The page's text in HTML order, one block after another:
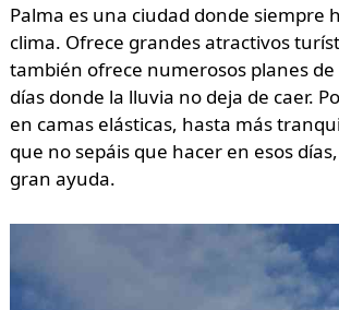
Palma es una ciudad donde siempre
clima. Ofrece grandes atractivos
también ofrece numerosos planes
días donde la lluvia no deja de caer.
en camas elásticas, hasta más
que no sepáis que hacer en esos
gran ayuda.